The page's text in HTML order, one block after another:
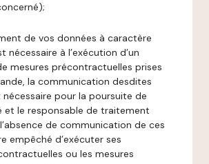
de vos données à caractère
nécessaire à l’exécution d’un
mesures précontractuelles prises
la communication desdites
pour la poursuite de
et le responsable de traitement
de communication de ces
empêché d’exécuter ses
ou les mesures